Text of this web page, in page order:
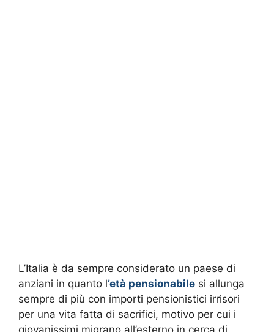
L’Italia è da sempre considerato un paese di
anziani in quanto l’età pensionabile si allunga
sempre di più con importi pensionistici irrisori
per una vita fatta di sacrifici, motivo per cui i
giovanissimi migrano all’esterno in cerca di